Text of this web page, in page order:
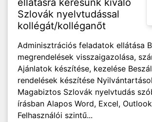
ellátásra keresünk kiváló
Szlovák nyelvtudással
kollégát/kolléganőt
Adminisztrációs feladatok ellátása
megrendelések visszaigazolása,
Ajánlatok készítése, kezelése
rendelések készítése
Magabiztos Szlovák nyelvtudás
írásban Alapos Word, Excel,
Felhasználói szintű...